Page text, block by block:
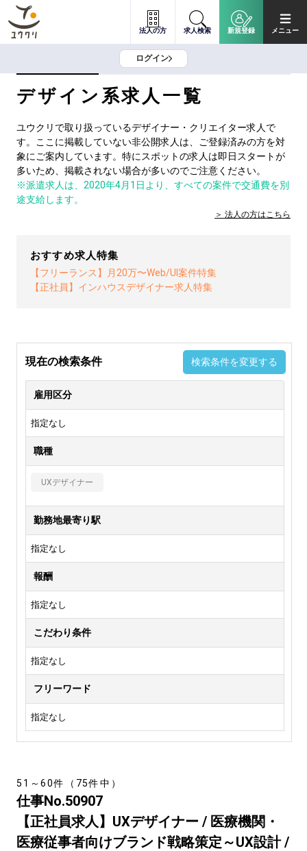
法人の方 求人検索 新規登録 メニュー
ログイン
デザイン系求人一覧
ユウクリで取り扱っているデザイナー・クリエイター求人で
す。ここに掲載していない非公開求人は、ご登録済みの方を対
象にご案内しています。特にスポットの求人は即日スタートが
多いため、掲載されない場合が多いのでご注意ください。
※派遣求人は、2020年4月1日より、すべての案件で交通費を別
途支給します。
法人の方はこちら
おすすめ求人特集
【フリーランス】月20万〜Web/UI案件特集
【正社員】インハウスデザイナー求人特集
現在の検索条件 検索条件を変更する
雇用区分
指定なし
職種
UXデザイナー
勤務地最寄り駅
指定なし
報酬
指定なし
こだわり条件
指定なし
フリーワード
指定なし
51～60件（75件中）
仕事No.50907
【正社員求人】UXデザイナー / 医療機関・
医療従事者向けブランド戦略策定～UX設計 /